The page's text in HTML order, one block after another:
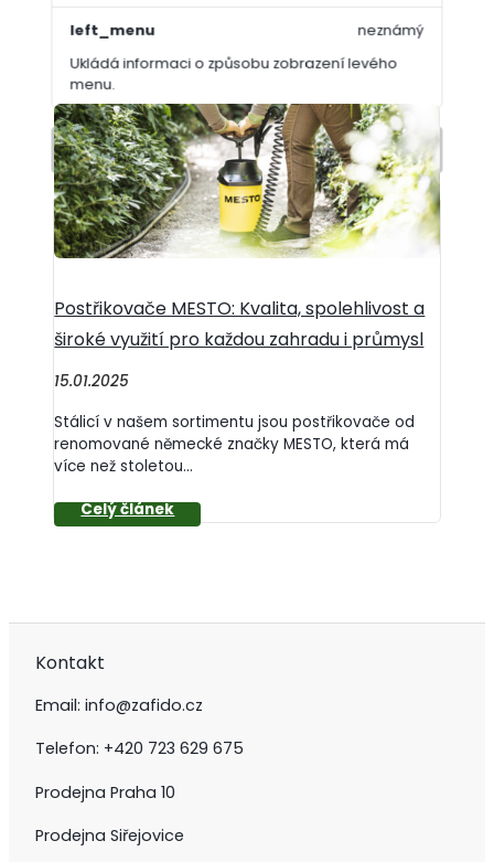
left_menu
Ukládá informaci o způsobu zobrazení levého
menu.
neznámý
Uložit nastavení
Nicméně je to také...
Postřikovače MESTO: Kvalita, spolehlivost a
široké využití pro každou zahradu i průmysl
15.01.2025
Stálicí v našem sortimentu jsou postřikovače od
renomované německé značky MESTO, která má
více než stoletou...
Kontakt
Email: info@zafido.cz
Telefon: +420 723 629 675
Prodejna Praha 10
Prodejna Siřejovice